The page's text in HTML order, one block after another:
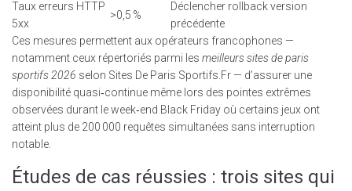
Taux erreurs HTTP
5xx
>0,5 %
Déclencher rollback version
précédente
Ces mesures permettent aux opérateurs francophones —
notamment ceux répertoriés parmi les meilleurs sites de paris
sportifs 2026 selon Sites De Paris Sportifs.Fr — d’assurer une
disponibilité quasi‑continue même lors des pointes extrêmes
observées durant le week‑end Black Friday où certains jeux ont
atteint plus de 200 000 requêtes simultanées sans interruption
notable.
Études de cas réussies : trois sites qui